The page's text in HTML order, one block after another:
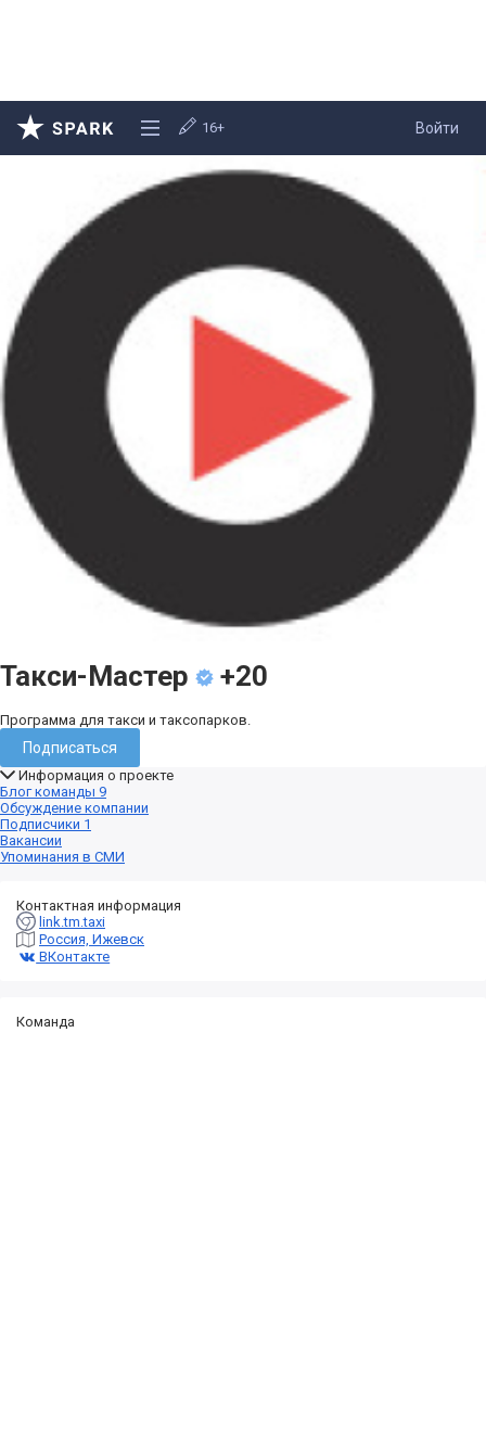
Войти
16+
Такси-Мастер +20
Программа для такси и таксопарков.
Подписаться
Информация о проекте
Блог команды 9
Обсуждение компании
Подписчики 1
Вакансии
Упоминания в СМИ
Контактная информация
link.tm.taxi
Россия, Ижевск
ВКонтакте
Команда